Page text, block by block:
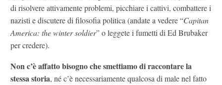
di risolvere attivamente problemi, picchiare i cattivi, combattere i
nazisti e discutere di filosofia politica (andate a vedere “Capitan
America: the winter soldier” o leggete i fumetti di Ed Brubaker
per credere).
Non c’è affatto bisogno che smettiamo di raccontare la
stessa storia, né c’è necessariamente qualcosa di male nel fatto